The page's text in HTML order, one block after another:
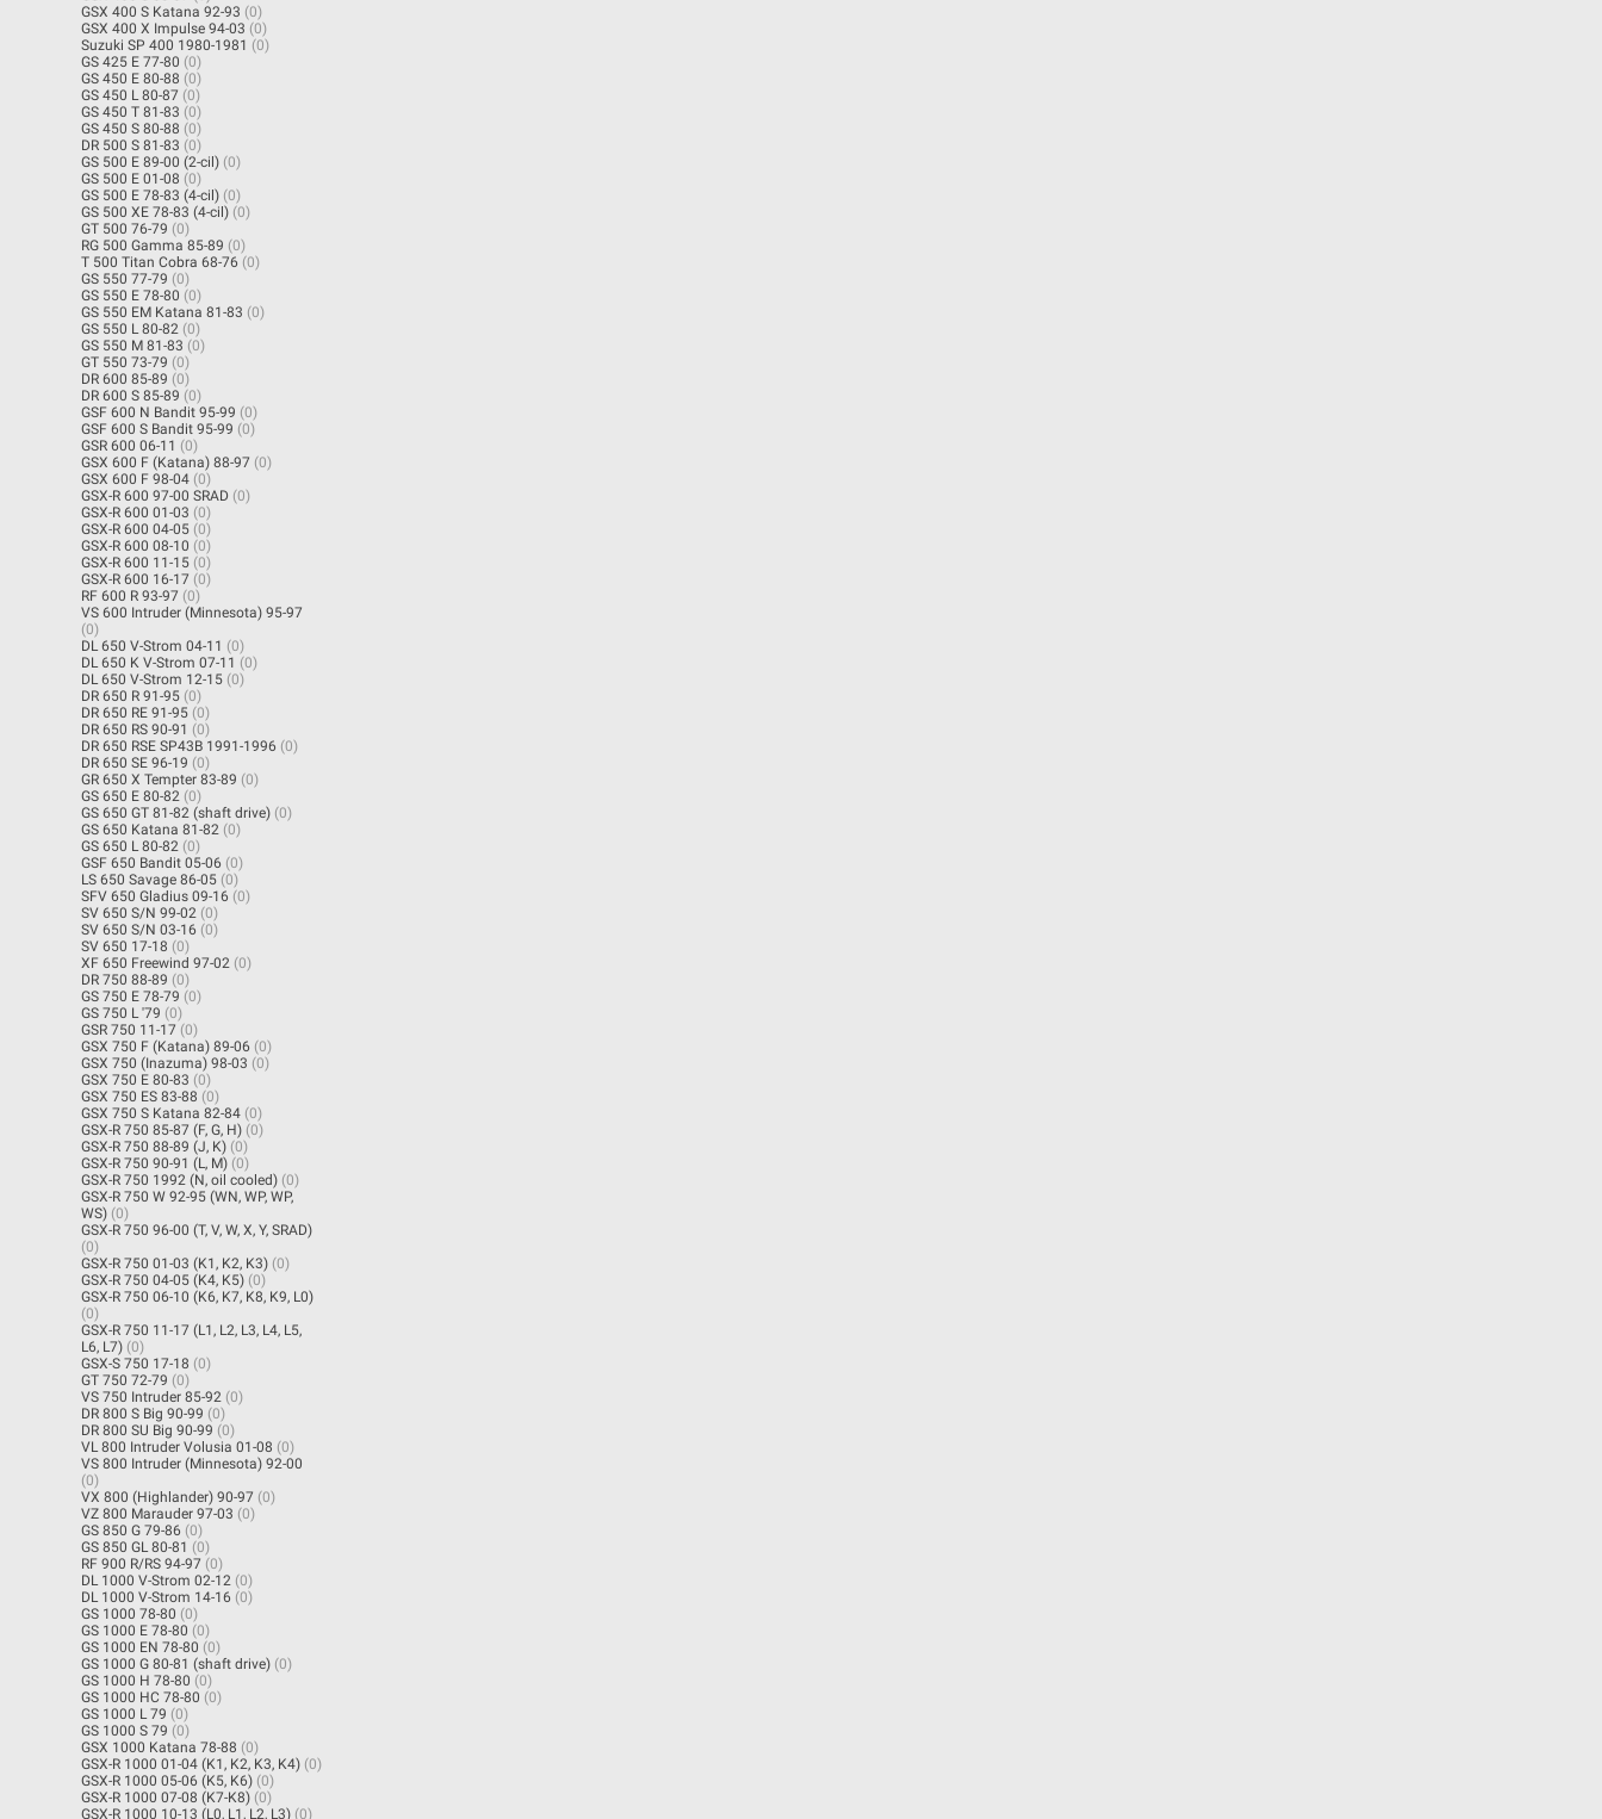
GSX 400 S Katana 92-93 (0)
GSX 400 X Impulse 94-03 (0)
Suzuki SP 400 1980-1981 (0)
GS 425 E 77-80 (0)
GS 450 E 80-88 (0)
GS 450 L 80-87 (0)
GS 450 T 81-83 (0)
GS 450 S 80-88 (0)
DR 500 S 81-83 (0)
GS 500 E 89-00 (2-cil) (0)
GS 500 E 01-08 (0)
GS 500 E 78-83 (4-cil) (0)
GS 500 XE 78-83 (4-cil) (0)
GT 500 76-79 (0)
RG 500 Gamma 85-89 (0)
T 500 Titan Cobra 68-76 (0)
GS 550 77-79 (0)
GS 550 E 78-80 (0)
GS 550 EM Katana 81-83 (0)
GS 550 L 80-82 (0)
GS 550 M 81-83 (0)
GT 550 73-79 (0)
DR 600 85-89 (0)
DR 600 S 85-89 (0)
GSF 600 N Bandit 95-99 (0)
GSF 600 S Bandit 95-99 (0)
GSR 600 06-11 (0)
GSX 600 F (Katana) 88-97 (0)
GSX 600 F 98-04 (0)
GSX-R 600 97-00 SRAD (0)
GSX-R 600 01-03 (0)
GSX-R 600 04-05 (0)
GSX-R 600 08-10 (0)
GSX-R 600 11-15 (0)
GSX-R 600 16-17 (0)
RF 600 R 93-97 (0)
VS 600 Intruder (Minnesota) 95-97
(0)
DL 650 V-Strom 04-11 (0)
DL 650 K V-Strom 07-11 (0)
DL 650 V-Strom 12-15 (0)
DR 650 R 91-95 (0)
DR 650 RE 91-95 (0)
DR 650 RS 90-91 (0)
DR 650 RSE SP43B 1991-1996 (0)
DR 650 SE 96-19 (0)
GR 650 X Tempter 83-89 (0)
GS 650 E 80-82 (0)
GS 650 GT 81-82 (shaft drive) (0)
GS 650 Katana 81-82 (0)
GS 650 L 80-82 (0)
GSF 650 Bandit 05-06 (0)
LS 650 Savage 86-05 (0)
SFV 650 Gladius 09-16 (0)
SV 650 S/N 99-02 (0)
SV 650 S/N 03-16 (0)
SV 650 17-18 (0)
XF 650 Freewind 97-02 (0)
DR 750 88-89 (0)
GS 750 E 78-79 (0)
GS 750 L '79 (0)
GSR 750 11-17 (0)
GSX 750 F (Katana) 89-06 (0)
GSX 750 (Inazuma) 98-03 (0)
GSX 750 E 80-83 (0)
GSX 750 ES 83-88 (0)
GSX 750 S Katana 82-84 (0)
GSX-R 750 85-87 (F, G, H) (0)
GSX-R 750 88-89 (J, K) (0)
GSX-R 750 90-91 (L, M) (0)
GSX-R 750 1992 (N, oil cooled) (0)
GSX-R 750 W 92-95 (WN, WP, WP,
WS) (0)
GSX-R 750 96-00 (T, V, W, X, Y, SRAD)
(0)
GSX-R 750 01-03 (K1, K2, K3) (0)
GSX-R 750 04-05 (K4, K5) (0)
GSX-R 750 06-10 (K6, K7, K8, K9, L0)
(0)
GSX-R 750 11-17 (L1, L2, L3, L4, L5,
L6, L7) (0)
GSX-S 750 17-18 (0)
GT 750 72-79 (0)
VS 750 Intruder 85-92 (0)
DR 800 S Big 90-99 (0)
DR 800 SU Big 90-99 (0)
VL 800 Intruder Volusia 01-08 (0)
VS 800 Intruder (Minnesota) 92-00
(0)
VX 800 (Highlander) 90-97 (0)
VZ 800 Marauder 97-03 (0)
GS 850 G 79-86 (0)
GS 850 GL 80-81 (0)
RF 900 R/RS 94-97 (0)
DL 1000 V-Strom 02-12 (0)
DL 1000 V-Strom 14-16 (0)
GS 1000 78-80 (0)
GS 1000 E 78-80 (0)
GS 1000 EN 78-80 (0)
GS 1000 G 80-81 (shaft drive) (0)
GS 1000 H 78-80 (0)
GS 1000 HC 78-80 (0)
GS 1000 L 79 (0)
GS 1000 S 79 (0)
GSX 1000 Katana 78-88 (0)
GSX-R 1000 01-04 (K1, K2, K3, K4) (0)
GSX-R 1000 05-06 (K5, K6) (0)
GSX-R 1000 07-08 (K7-K8) (0)
GSX-R 1000 10-13 (L0, L1, L2, L3) (0)